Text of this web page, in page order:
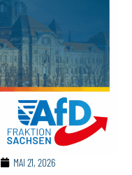
MAI 21, 2026